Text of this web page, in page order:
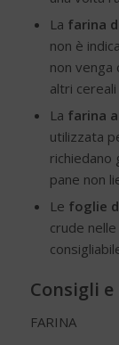
La farina
non è
non venga
altri
La farina
utilizzata
richiedano
pane non
Le foglie
crude
Consigli
FARINA